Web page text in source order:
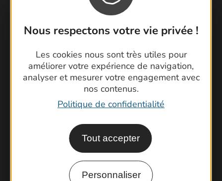
Nous respectons votre vie privée !
Les cookies nous sont très utiles pour
améliorer votre expérience de navigation,
analyser et mesurer votre engagement avec
nos contenus.
Politique de confidentialité
Tout accepter
Personnaliser
Foire aux questions
Brochures
Cartoguides et Topoguides
Latitude Gard